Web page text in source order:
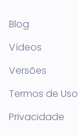
Blog
Vídeos
Versões
Termos de Uso
Privacidade